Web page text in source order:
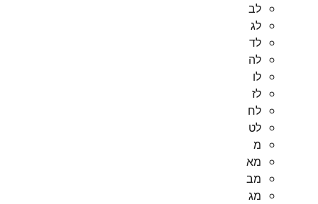
לב
לג
לד
לה
לו
לז
לח
לט
מ
מא
מב
מג